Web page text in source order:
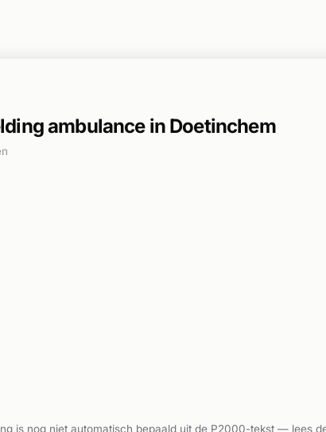
ambulance in Doetinchem
is nog niet automatisch bepaald uit de P2000-tekst — lees